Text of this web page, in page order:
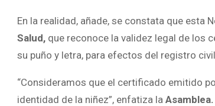
En la realidad, añade, se constata que esta
Salud, que reconoce la validez legal de los
su puño y letra, para efectos del registro civil.
“Consideramos que el certificado emitido
identidad de la niñez”, enfatiza la Asamblea.